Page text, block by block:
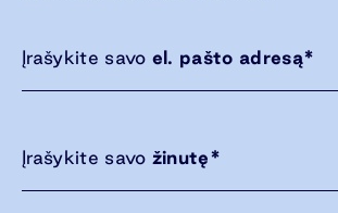
Įrašykite savo el. pašto adresą*
Įrašykite savo žinutę*